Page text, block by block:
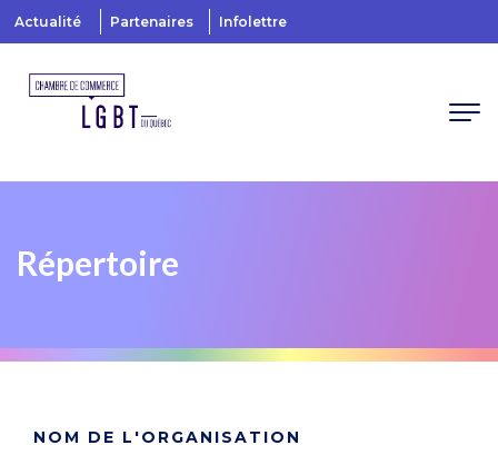
Actualité Partenaires Infolettre
Répertoire
NOM DE L'ORGANISATION